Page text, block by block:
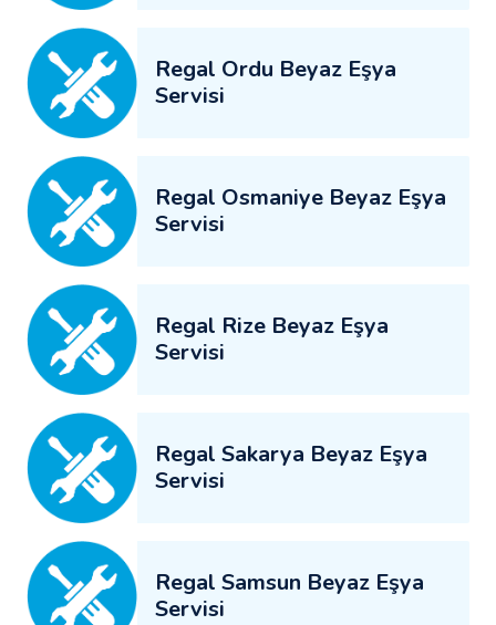
Regal Ordu Beyaz Eşya
Servisi
Regal Osmaniye Beyaz Eşya
Servisi
Regal Rize Beyaz Eşya
Servisi
Regal Sakarya Beyaz Eşya
Servisi
Regal Samsun Beyaz Eşya
Servisi